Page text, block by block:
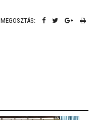
MEGOSZTÁS: